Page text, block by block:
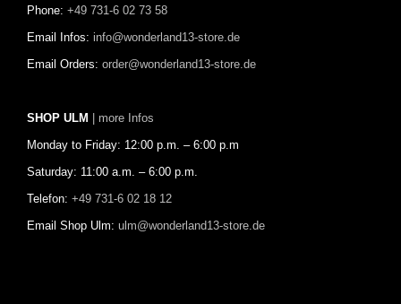
Phone: +49 731-6 02 73 58
Email Infos: info@wonderland13-store.de
Email Orders: order@wonderland13-store.de
SHOP ULM | more Infos
Monday to Friday: 12:00 p.m. – 6:00 p.m
Saturday: 11:00 a.m. – 6:00 p.m.
Telefon: +49 731-6 02 18 12
Email Shop Ulm: ulm@wonderland13-store.de